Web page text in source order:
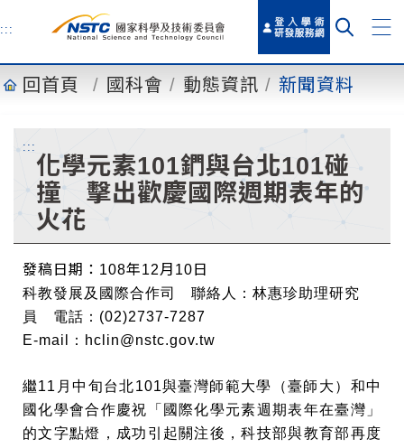
主
容
:::
回首頁 國科會 動態資訊 新聞資料
:::
化學元素101鍆與台北101碰
撞 擊出歡慶國際週期表年的
火花
發稿日期：108年12月10日
科教發展及國際合作司 聯絡人：林惠珍助理研究
員 電話：(02)2737-7287
E-mail： hclin@nstc.gov.tw
繼11月中旬台北101與臺灣師範大學（臺師大）和中
國化學會合作慶祝「國際化學元素週期表年在臺灣」
的文字點燈，成功引起關注後，科技部與教育部再度